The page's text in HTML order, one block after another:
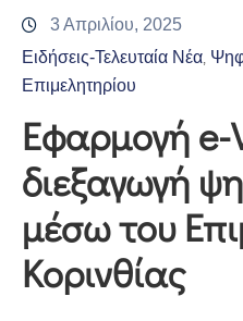
Υπηρεσίες
Προγράμματα
Δράσεις
Εκδηλώσεις
Επικοινωνία
3 Απριλίου, 2025
Ειδήσεις-Τελευταία Νέα
Επιμελητηρίου
Εφαρμογή e-
διεξαγωγή
μέσω του
Κορινθίας